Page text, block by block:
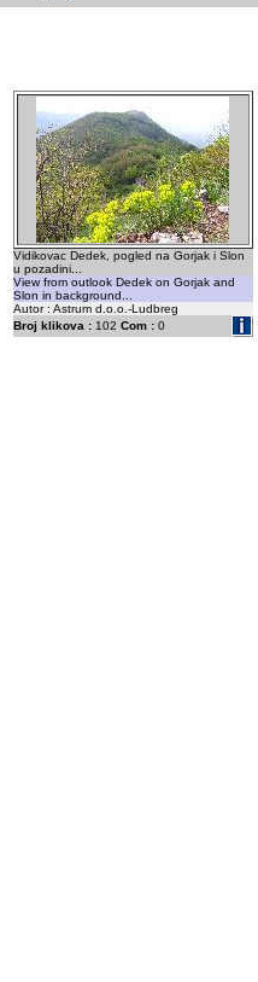
Vidikovac Dedek, pogled na Gorjak i Slon
u pozadini...
View from outlook Dedek on Gorjak and
Slon in background...
Autor : Astrum d.o.o.-Ludbreg
Broj klikova :102 Com :0